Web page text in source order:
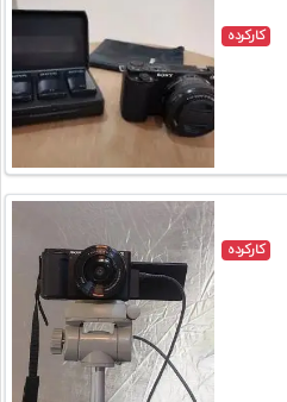
کارکرده
کارکرده